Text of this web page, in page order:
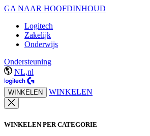
GA NAAR HOOFDINHOUD
Logitech
Zakelijk
Onderwijs
Ondersteuning
NL,nl
WINKELEN WINKELEN
WINKELEN PER CATEGORIE